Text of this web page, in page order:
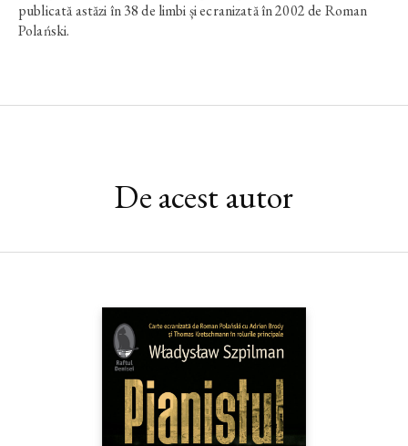
publicată astăzi în 38 de limbi și ecranizată în 2002 de Roman
Polański.
De acest autor